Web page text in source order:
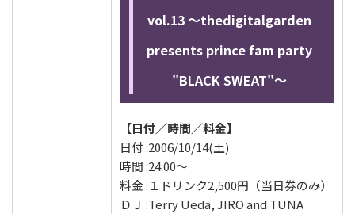
vol.13 ～thedigitalgarden
presents prince fam party
"BLACK SWEAT"～
【日付／時間／料金】
日付 :2006/10/14(土)
時間 :24:00～
料金 :１ドリンク2,500円（当日券のみ）
ＤＪ :Terry Ueda, JIRO and TUNA